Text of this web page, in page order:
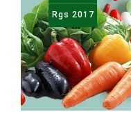
Rgs 2017